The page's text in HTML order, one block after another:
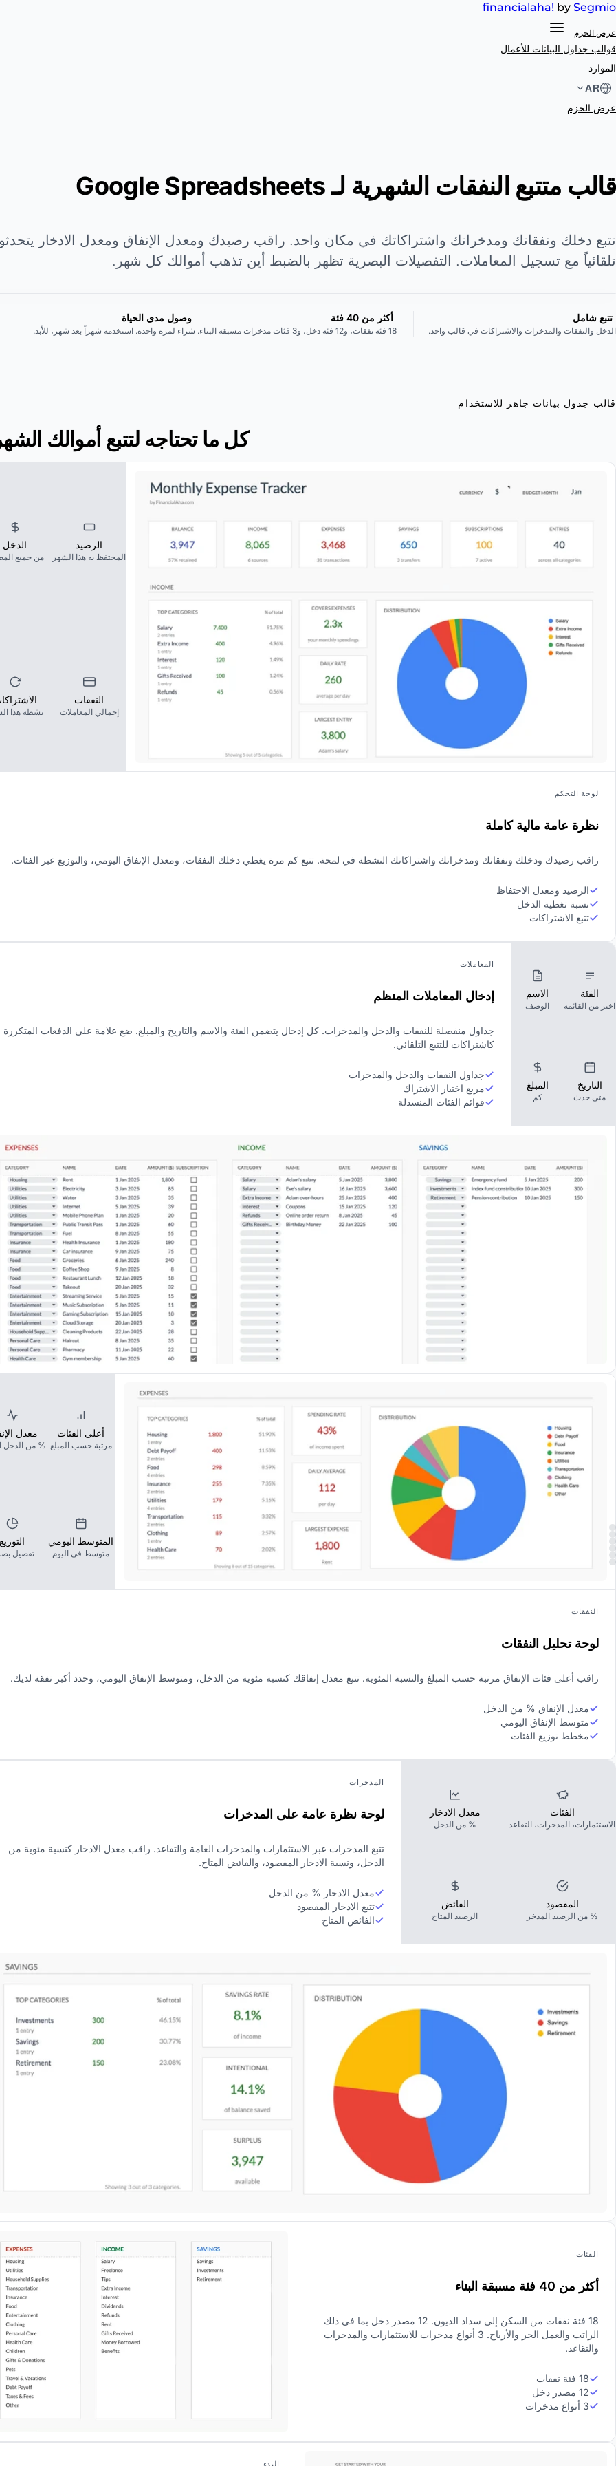
financialaha! by Segmio
عرض الحزم
قوالب جداول البيانات للأعمال
الموارد
AR
عرض الحزم
قالب متتبع النفقات الشهرية لـ Google Spreadsheets
تتبع دخلك ونفقاتك ومدخراتك واشتراكاتك في مكان واحد. راقب رصيدك ومعدل الإنفاق ومعدل الادخار
تلقائياً مع تسجيل المعاملات. التفصيلات البصرية تظهر بالضبط أين تذهب أموالك كل شهر.
تتبع شامل
الدخل والنفقات والمدخرات والاشتراكات في قالب واحد.
أكثر من 40 فئة
18 فئة نفقات، و12 فئة دخل، و3 فئات مدخرات مسبقة البناء.
وصول مدى الحياة
شراء لمرة واحدة. استخدمه شهراً بعد شهر، للأبد.
قالب جدول بيانات جاهز للاستخدام
كل ما تحتاجه لتتبع أموالك
لوحة التحكم
نظرة عامة مالية كاملة
راقب رصيدك ودخلك ونفقاتك ومدخراتك واشتراكاتك النشطة في لمحة. تتبع كم مرة يغطي دخلك النفقات، ومعدل الإنفاق اليومي، والتوزيع عبر الفئات.
الرصيد ومعدل الاحتفاظ
نسبة تغطية الدخل
تتبع الاشتراكات
الرصيد
المحتفظ به هذا الشهر
الدخل
من جميع
النفقات
إجمالي المعاملات نشطة هذا
المعاملات
إدخال المعاملات المنظم
جداول منفصلة للنفقات والدخل والمدخرات. كل إدخال يتضمن الفئة والاسم والتاريخ والمبلغ. ضع علامة على الدفعات المتكررة
كاشتراكات للتتبع التلقائي.
جداول النفقات والدخل والمدخرات
مربع اختيار الاشتراك
قوائم الفئات المنسدلة
الفئة
اختر من القائمة
الاسم
الوصف
التاريخ
متى حدث
المبلغ
كم
النفقات
لوحة تحليل النفقات
راقب أعلى فئات الإنفاق مرتبة حسب المبلغ والنسبة المئوية. تتبع معدل إنفاقك كنسبة مئوية من الدخل، ومتوسط الإنفاق اليومي، وحدد أكبر نفقة لديك.
معدل الإنفاق % من الدخل
متوسط الإنفاق اليومي
مخطط توزيع الفئات
أعلى الفئات
مرتبة حسب المبلغ
معدل
% من الدخل
المتوسط اليومي
متوسط في اليوم
التوزيع
تفصيل
المدخرات
لوحة نظرة عامة على المدخرات
تتبع المدخرات عبر الاستثمارات والمدخرات العامة والتقاعد. راقب معدل الادخار كنسبة مئوية من
الدخل، ونسبة الادخار المقصود، والفائض المتاح.
معدل الادخار % من الدخل
تتبع الادخار المقصود
الفائض المتاح
الفئات
الاستثمارات، المدخرات، التقاعد
معدل الادخار
% من الدخل
المقصود
% من الرصيد المدخر
الفائض
الرصيد المتاح
الفئات
أكثر من 40 فئة مسبقة البناء
18 فئة نفقات من السكن إلى سداد الديون. 12 مصدر دخل بما في ذلك
الراتب والعمل الحر والأرباح. 3 أنواع مدخرات للاستثمارات والمدخرات
والتقاعد.
18 فئة نفقات
12 مصدر دخل
3 أنواع مدخرات
البدء